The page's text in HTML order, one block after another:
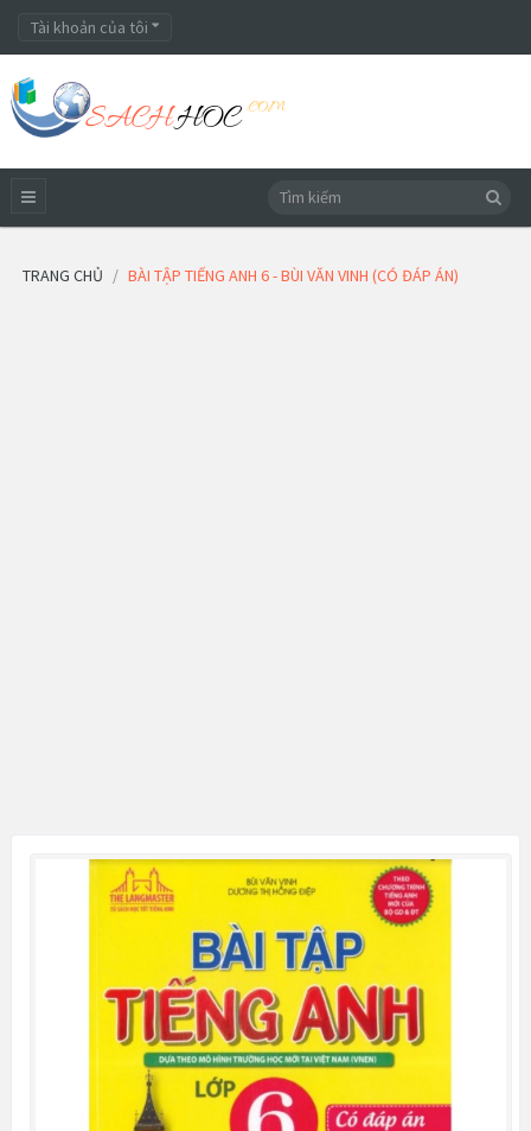
Tài khoản của tôi
TRANG CHỦ BÀI TẬP TIẾNG ANH 6 - BÙI VĂN VINH (CÓ ĐÁP ÁN)